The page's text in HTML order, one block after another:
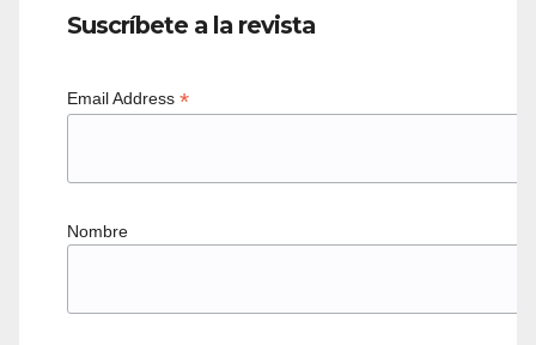
Suscríbete a la revista
Email Address *
Nombre